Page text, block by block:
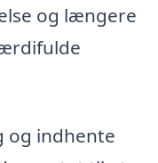
og længere
og indhente